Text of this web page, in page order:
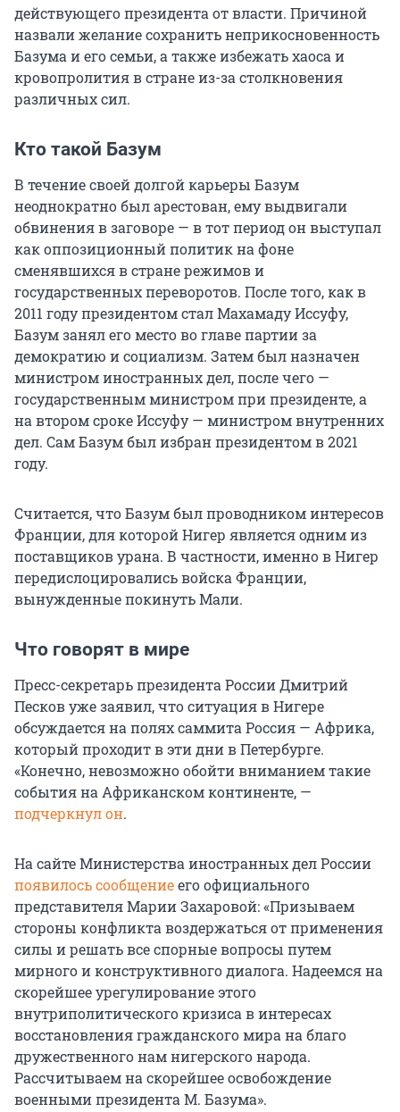
действующего президента от власти. Причиной
назвали желание сохранить неприкосновенность
Базума и его семьи, а также избежать хаоса и
кровопролития в стране из-за столкновения
различных сил.
Кто такой Базум
В течение своей долгой карьеры Базум
неоднократно был арестован, ему выдвигали
обвинения в заговоре — в тот период он выступал
как оппозиционный политик на фоне
сменявшихся в стране режимов и
государственных переворотов. После того, как в
2011 году президентом стал Махамаду Иссуфу,
Базум занял его место во главе партии за
демократию и социализм. Затем был назначен
министром иностранных дел, после чего —
государственным министром при президенте, а
на втором сроке Иссуфу — министром внутренних
дел. Сам Базум был избран президентом в 2021
году.
Считается, что Базум был проводником интересов
Франции, для которой Нигер является одним из
поставщиков урана. В частности, именно в Нигер
передислоцировались войска Франции,
вынужденные покинуть Мали.
Что говорят в мире
Пресс-секретарь президента России Дмитрий
Песков уже заявил, что ситуация в Нигере
обсуждается на полях саммита Россия — Африка,
который проходит в эти дни в Петербурге.
«Конечно, невозможно обойти вниманием такие
события на Африканском континенте, —
подчеркнул он.
На сайте Министерства иностранных дел России
появилось сообщениеего официального
представителя Марии Захаровой: «Призываем
стороны конфликта воздержаться от применения
силы и решать все спорные вопросы путем
мирного и конструктивного диалога. Надеемся на
скорейшее урегулирование этого
внутриполитического кризиса в интересах
восстановления гражданского мира на благо
дружественного нам нигерского народа.
Рассчитываем на скорейшее освобождение
военными президента М. Базума».